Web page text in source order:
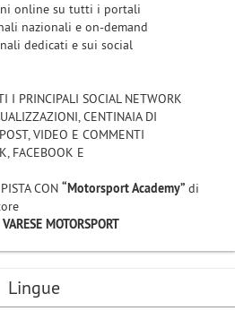
online su tutti i portali
nazionali e on-demand
dedicati e sui social
I PRINCIPALI SOCIAL NETWORK
CENTINAIA DI
VIDEO E COMMENTI
FACEBOOK E
CON “Motorsport Academy” di
VARESE MOTORSPORT
Lingue